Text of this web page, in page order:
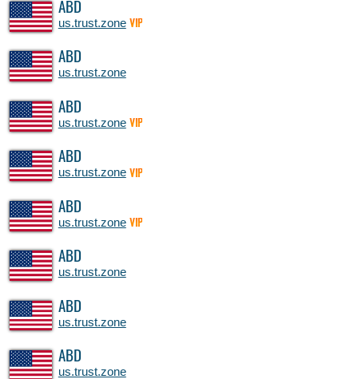
ABD
us.trust.zone VIP
ABD
us.trust.zone
ABD
us.trust.zone VIP
ABD
us.trust.zone VIP
ABD
us.trust.zone VIP
ABD
us.trust.zone
ABD
us.trust.zone
ABD
us.trust.zone